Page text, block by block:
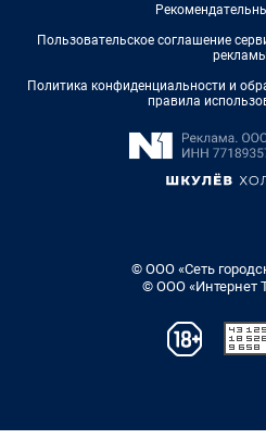
Пользовательское соглашение
Политика конфиденциальности и
правила
© ООО «Сеть
© ООО «Интернет